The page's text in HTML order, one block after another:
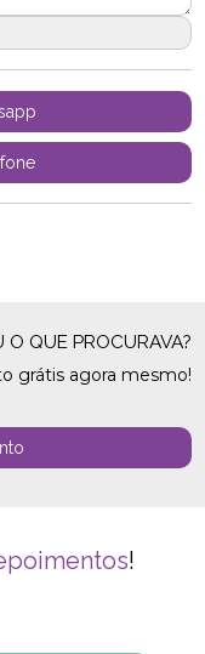
O QUE PROCURAVA?
grátis agora mesmo!
!